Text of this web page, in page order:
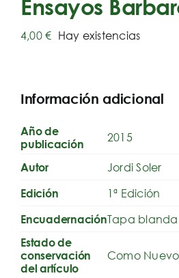
Ensayos
4,00€ Hay existencias
Información adicional
Año de
publicación
2015
Autor Jordi Soler
Edición 1ª Edición
EncuadernaciónTapa blanda
Estado de
conservación
del artículo
Como Nuevo